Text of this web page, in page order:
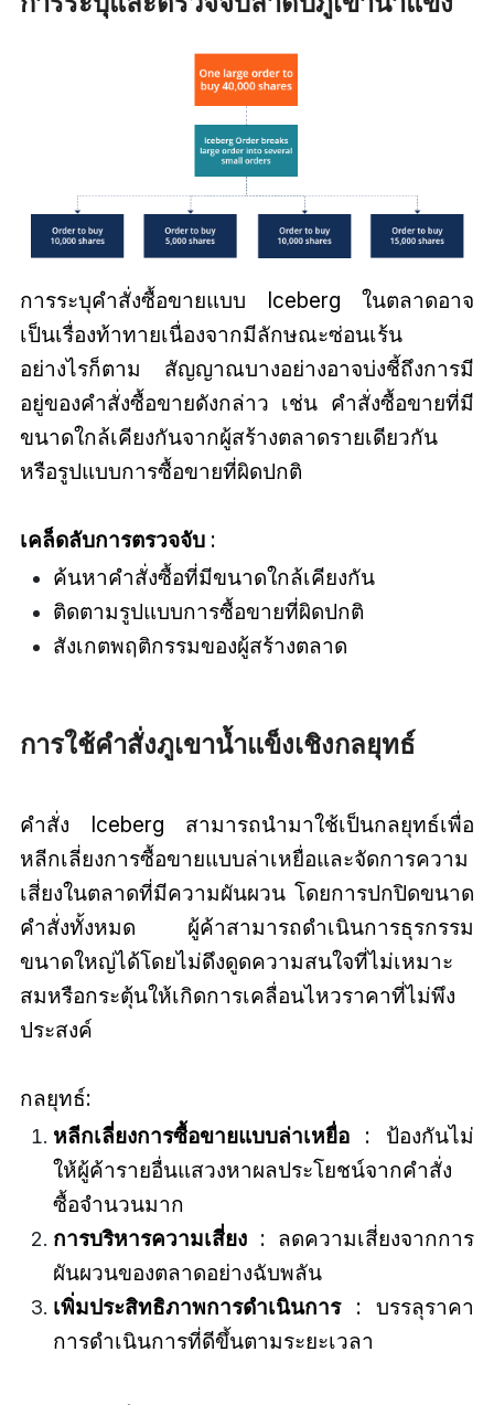
การระบุคำสั่งซื้อขายแบบ Iceberg ในตลาดอาจ
เป็นเรื่องท้าทายเนื่องจากมีลักษณะซ่อนเร้น
อย่างไรก็ตาม สัญญาณบางอย่างอาจบ่งชี้ถึงการมี
อยู่ของคำสั่งซื้อขายดังกล่าว เช่น คำสั่งซื้อขายที่มี
ขนาดใกล้เคียงกันจากผู้สร้างตลาดรายเดียวกัน
หรือรูปแบบการซื้อขายที่ผิดปกติ
เคล็ดลับการตรวจจับ:
ค้นหาคำสั่งซื้อที่มีขนาดใกล้เคียงกัน
ติดตามรูปแบบการซื้อขายที่ผิดปกติ
สังเกตพฤติกรรมของผู้สร้างตลาด
การใช้คำสั่งภูเขาน้ำแข็งเชิงกลยุทธ์
คำสั่ง Iceberg สามารถนำมาใช้เป็นกลยุทธ์เพื่อ
หลีกเลี่ยงการซื้อขายแบบล่าเหยื่อและจัดการความ
เสี่ยงในตลาดที่มีความผันผวน โดยการปกปิดขนาด
คำสั่งทั้งหมด ผู้ค้าสามารถดำเนินการธุรกรรม
ขนาดใหญ่ได้โดยไม่ดึงดูดความสนใจที่ไม่เหมาะ
สมหรือกระตุ้นให้เกิดการเคลื่อนไหวราคาที่ไม่พึง
ประสงค์
กลยุทธ์:
หลีกเลี่ยงการซื้อขายแบบล่าเหยื่อ: ป้องกันไม่
ให้ผู้ค้ารายอื่นแสวงหาผลประโยชน์จากคำสั่ง
ซื้อจำนวนมาก
การบริหารความเสี่ยง : ลดความเสี่ยงจากการ
ผันผวนของตลาดอย่างฉับพลัน
เพิ่มประสิทธิภาพการดำเนินการ
: บรรลุราคา
การดำเนินการที่ดีขึ้นตามระยะเวลา